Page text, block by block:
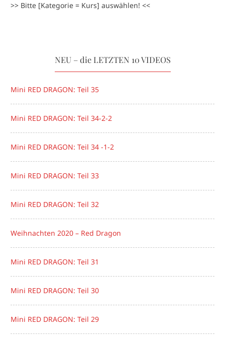
>> Bitte [Kategorie = Kurs] auswählen! <<
NEU – die LETZTEN 10 VIDEOS
Mini RED DRAGON: Teil 35
Mini RED DRAGON: Teil 34-2-2
Mini RED DRAGON: Teil 34 -1-2
Mini RED DRAGON: Teil 33
Mini RED DRAGON: Teil 32
Weihnachten 2020 – Red Dragon
Mini RED DRAGON: Teil 31
Mini RED DRAGON: Teil 30
Mini RED DRAGON: Teil 29